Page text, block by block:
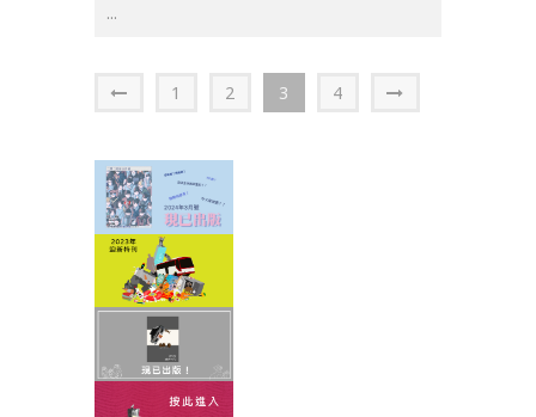
...
1 2 3 4